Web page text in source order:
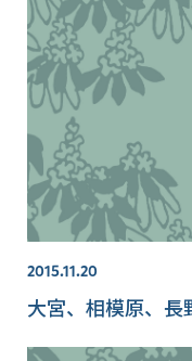
2015.11.20
大宮、相模原、長